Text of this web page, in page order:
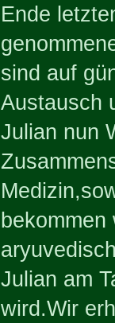
Ende
sind auf
Austausch
Julian nun
Julian am
wird.Wir